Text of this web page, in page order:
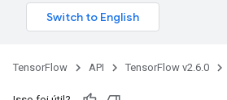
TensorFlow API TensorFlow v2.6.0